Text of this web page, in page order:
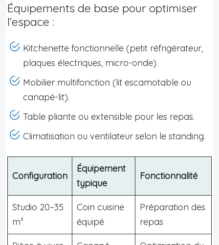
Équipements de base pour optimiser
l’espace :
Kitchenette fonctionnelle (petit réfrigérateur,
plaques électriques, micro-onde).
Mobilier multifonction (lit escamotable ou
canapé-lit).
Table pliante ou extensible pour les repas.
Climatisation ou ventilateur selon le standing.
Configuration
Équipement
typique
Fonctionnalité
Studio 20–35
m²
Coin cuisine
équipé
Préparation des
repas